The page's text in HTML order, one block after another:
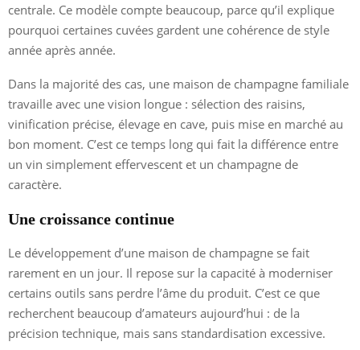
centrale. Ce modèle compte beaucoup, parce qu’il explique
pourquoi certaines cuvées gardent une cohérence de style
année après année.
Dans la majorité des cas, une maison de champagne familiale
travaille avec une vision longue : sélection des raisins,
vinification précise, élevage en cave, puis mise en marché au
bon moment. C’est ce temps long qui fait la différence entre
un vin simplement effervescent et un champagne de
caractère.
Une croissance continue
Le développement d’une maison de champagne se fait
rarement en un jour. Il repose sur la capacité à moderniser
certains outils sans perdre l’âme du produit. C’est ce que
recherchent beaucoup d’amateurs aujourd’hui : de la
précision technique, mais sans standardisation excessive.